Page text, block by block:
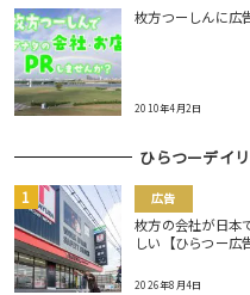
枚方つーしんに広
2010年4月2日
ひらつーデイ
広告
枚方の会社が日本
しい【ひらつー広
2026年8月4日